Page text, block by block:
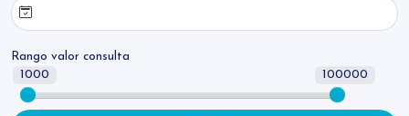
Rango valor consulta
1000 100000